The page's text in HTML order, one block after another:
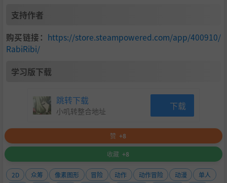
支持作者
购买链接： https://store.steampowered.com/app/400910/
RabiRibi/
学习版下载
跳转下载
小叽转整合地址 下载
赞 +8
收藏 +8
2D 众筹 像素图形 冒险 动作 动作冒险 动漫
单人